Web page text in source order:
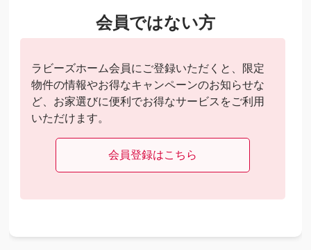
会員ではない方
ラビーズホーム会員にご登録いただくと、限定
物件の情報やお得なキャンペーンのお知らせな
ど、お家選びに便利でお得なサービスをご利用
いただけます。
会員登録はこちら